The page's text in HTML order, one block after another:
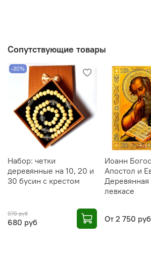
Сопутствующие товары
-30%
Набор: четки
деревянные на 10, 20 и
30 бусин с крестом
970 руб
680 руб
Иоанн
Апостол и
Деревянная
левкасе
От 2 750 руб